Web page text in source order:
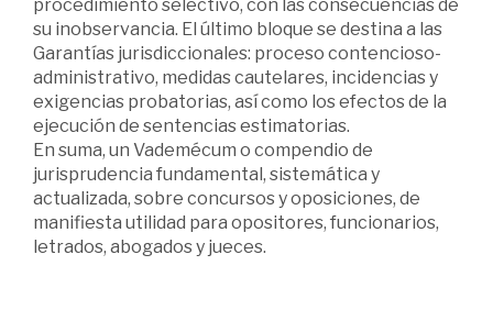
procedimiento selectivo, con las consecuencias de
su inobservancia. El último bloque se destina a las
Garantías jurisdiccionales: proceso contencioso-
administrativo, medidas cautelares, incidencias y
exigencias probatorias, así como los efectos de la
ejecución de sentencias estimatorias.
En suma, un Vademécum o compendio de
jurisprudencia fundamental, sistemática y
actualizada, sobre concursos y oposiciones, de
manifiesta utilidad para opositores, funcionarios,
letrados, abogados y jueces.